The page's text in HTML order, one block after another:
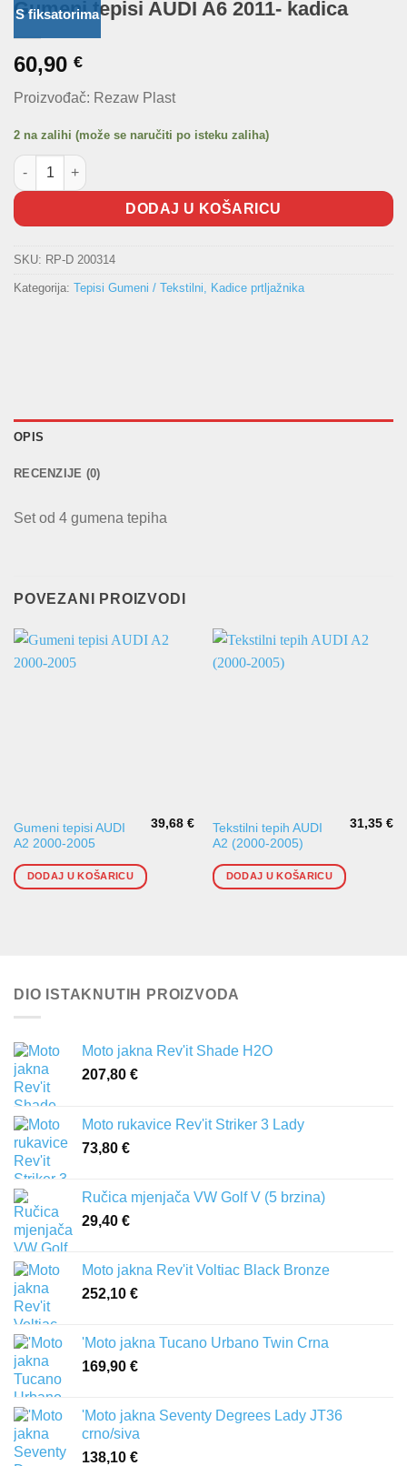
S fiksatorima
Gumeni tepisi AUDI A6 2011- kadica
60,90 €
Proizvođač: Rezaw Plast
2 na zalihi (može se naručiti po isteku zaliha)
Gumeni tepisi AUDI A6 2011- kadica količina
DODAJ U KOŠARICU
SKU: RP-D 200314
Kategorija: Tepisi Gumeni / Tekstilni, Kadice prtljažnika
OPIS
RECENZIJE (0)
Set od 4 gumena tepiha
POVEZANI PROIZVODI
Gumeni tepisi AUDI
A2 2000-2005
39,68€
DODAJ U KOŠARICU
Tekstilni tepih AUDI
A2 (2000-2005)
31,35€
DODAJ U KOŠARICU
DIO ISTAKNUTIH PROIZVODA
Moto jakna Rev'it Shade H2O
207,80 €
Moto rukavice Rev'it Striker 3 Lady
73,80 €
Ručica mjenjača VW Golf V (5 brzina)
29,40 €
Moto jakna Rev'it Voltiac Black Bronze
252,10 €
'Moto jakna Tucano Urbano Twin Crna
169,90 €
'Moto jakna Seventy Degrees Lady JT36
crno/siva
138,10 €